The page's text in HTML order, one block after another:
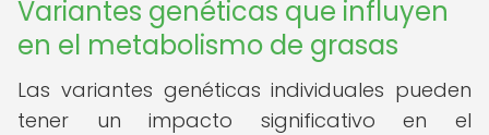
Variantes genéticas que influyen
en el metabolismo de grasas
Las variantes genéticas individuales pueden
tener un impacto significativo en el